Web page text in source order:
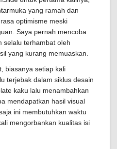
yang ramah dan
optimisme meski
Saya pernah mencoba
selalu terhambat oleh
yang kurang memuaskan.
biasanya setiap kali
terjebak dalam siklus desain
kaku lalu menambahkan
mendapatkan hasil visual
ini membutuhkan waktu
mengorbankan kualitas isi